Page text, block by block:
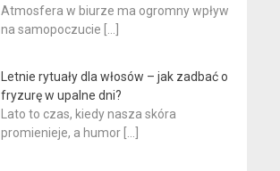
Atmosfera w biurze ma ogromny wpływ
na samopoczucie
Letnie rytuały dla włosów – jak zadbać o
fryzurę w upalne dni?
Lato to czas, kiedy nasza skóra
promienieje, a humor […]